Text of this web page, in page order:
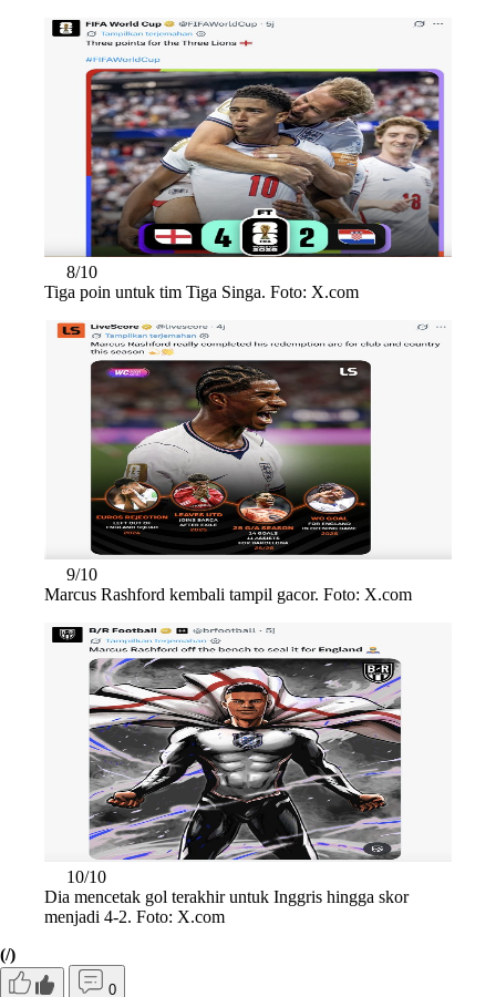
8/10
Tiga poin untuk tim Tiga Singa. Foto: X.com
9/10
Marcus Rashford kembali tampil gacor. Foto: X.com
10/10
Dia mencetak gol terakhir untuk Inggris hingga skor
menjadi 4-2. Foto: X.com
(/)
0